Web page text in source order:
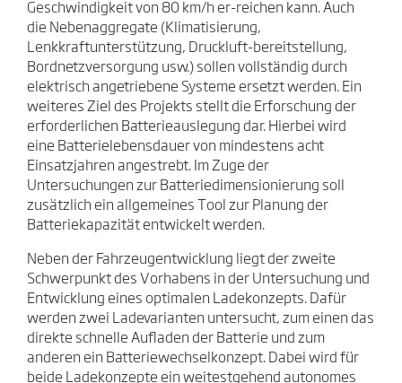
Geschwindigkeit von 80 km/h er-reichen kann. Auch
die Nebenaggregate (Klimatisierung,
Lenkkraftunterstützung, Druckluft-bereitstellung,
Bordnetzversorgung usw.) sollen vollständig durch
elektrisch angetriebene Systeme ersetzt werden. Ein
weiteres Ziel des Projekts stellt die Erforschung der
erforderlichen Batterieauslegung dar. Hierbei wird
eine Batterielebensdauer von mindestens acht
Einsatzjahren angestrebt. Im Zuge der
Untersuchungen zur Batteriedimensionierung soll
zusätzlich ein allgemeines Tool zur Planung der
Batteriekapazität entwickelt werden.
Neben der Fahrzeugentwicklung liegt der zweite
Schwerpunkt des Vorhabens in der Untersuchung und
Entwicklung eines optimalen Ladekonzepts. Dafür
werden zwei Ladevarianten untersucht, zum einen das
direkte schnelle Aufladen der Batterie und zum
anderen ein Batteriewechselkonzept. Dabei wird für
beide Ladekonzepte ein weitestgehend autonomes